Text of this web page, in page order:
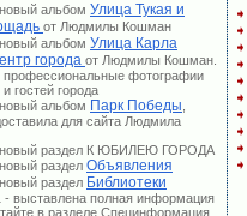
альбом Улица Тукая и
от Людмилы Кошман
альбом Улица Карла
города от Людмилы Кошман.
профессиональные фотографии
гостей города
альбом Парк Победы
для сайта Людмила
новый раздел К ЮБИЛЕЮ ГОРОДА
раздел Объявления
раздел Библиотеки
выставлена полная информация
в разделе Специнформация